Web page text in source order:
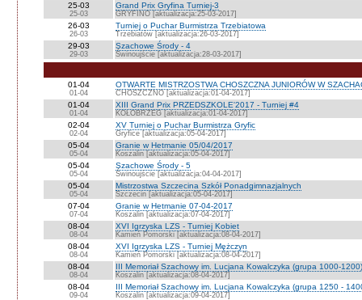
25-03
25-03
Grand Prix Gryfina Turniej-3
GRYFINO [aktualizacja:25-03-2017]
26-03
26-03
Turniej o Puchar Burmistrza Trzebiatowa
Trzebiatów [aktualizacja:26-03-2017]
29-03
29-03
Szachowe Środy - 4
Świnoujście [aktualizacja:28-03-2017]
01-04
01-04
OTWARTE MISTRZOSTWA CHOSZCZNA JUNIORÓW W
CHOSZCZNO [aktualizacja:01-04-2017]
01-04
01-04
XIII Grand Prix PRZEDSZKOLE'2017 - Turniej #4
KOŁOBRZEG [aktualizacja:01-04-2017]
02-04
02-04
XV Turniej o Puchar Burmistrza Gryfic
Gryfice [aktualizacja:05-04-2017]
05-04
05-04
Granie w Hetmanie 05/04/2017
Koszalin [aktualizacja:05-04-2017]
05-04
05-04
Szachowe Środy - 5
Świnoujście [aktualizacja:04-04-2017]
05-04
05-04
Mistrzostwa Szczecina Szkół Ponadgimnazjalnych
Szczecin [aktualizacja:05-04-2017]
07-04
07-04
Granie w Hetmanie 07-04-2017
Koszalin [aktualizacja:07-04-2017]
08-04
08-04
XVI Igrzyska LZS - Turniej Kobiet
Kamień Pomorski [aktualizacja:08-04-2017]
08-04
08-04
XVI Igrzyska LZS - Turniej Mężczyn
Kamień Pomorski [aktualizacja:08-04-2017]
08-04
08-04
III Memoriał Szachowy im. Lucjana Kowalczyka (grupa 1000-1200)
Koszalin [aktualizacja:08-04-2017]
08-04
09-04
III Memoriał Szachowy im. Lucjana Kowalczyka (grupa 1250 -
Koszalin [aktualizacja:09-04-2017]